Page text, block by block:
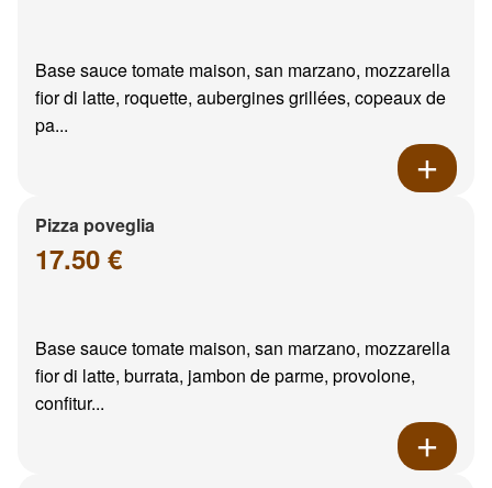
Base sauce tomate maison, san marzano, mozzarella
fior di latte, roquette, aubergines grillées, copeaux de
pa...
Pizza poveglia
17.50 €
Base sauce tomate maison, san marzano, mozzarella
fior di latte, burrata, jambon de parme, provolone,
confitur...